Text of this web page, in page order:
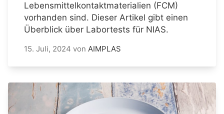
Lebensmittelkontaktmaterialien (FCM)
vorhanden sind. Dieser Artikel gibt einen
Überblick über Labortests für NIAS.
15. Juli, 2024 von AIMPLAS